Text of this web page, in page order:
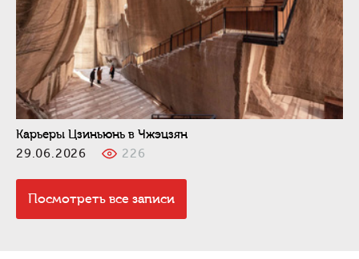
Карьеры Цзиньюнь в Чжэцзян
29.06.2026
226
Посмотреть все записи